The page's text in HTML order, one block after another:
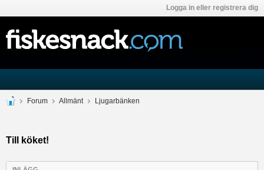
Logga in eller registrera dig
Forum Allmänt Ljugarbänken
Till köket!